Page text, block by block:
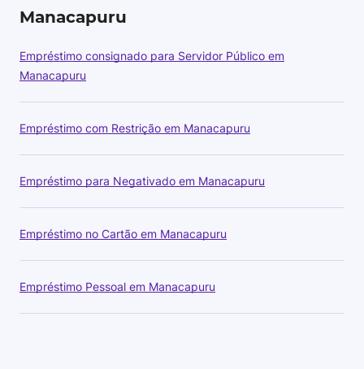
Manacapuru
Empréstimo consignado para Servidor Público em
Manacapuru
Empréstimo com Restrição em Manacapuru
Empréstimo para Negativado em Manacapuru
Empréstimo no Cartão em Manacapuru
Empréstimo Pessoal em Manacapuru